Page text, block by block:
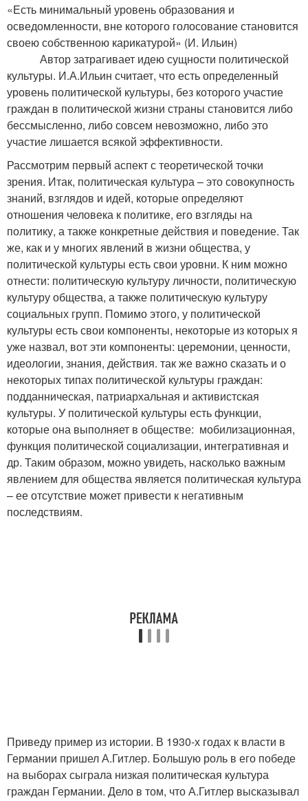
«Есть минимальный уровень образования и
осведомленности, вне которого голосование становится
своею собственною карикатурой» (И. Ильин)
Автор затрагивает идею сущности политической
культуры. И.А.Ильин считает, что есть определенный
уровень политической культуры, без которого участие
граждан в политической жизни страны становится либо
бессмысленно, либо совсем невозможно, либо это
участие лишается всякой эффективности.
Рассмотрим первый аспект с теоретической точки
зрения. Итак, политическая культура – это совокупность
знаний, взглядов и идей, которые определяют
отношения человека к политике, его взгляды на
политику, а также конкретные действия и поведение. Так
же, как и у многих явлений в жизни общества, у
политической культуры есть свои уровни. К ним можно
отнести: политическую культуру личности, политическую
культуру общества, а также политическую культуру
социальных групп. Помимо этого, у политической
культуры есть свои компоненты, некоторые из которых я
уже назвал, вот эти компоненты: церемонии, ценности,
идеологии, знания, действия. так же важно сказать и о
некоторых типах политической культуры граждан:
подданническая, патриархальная и активистская
культуры. У политической культуры есть функции,
которые она выполняет в обществе: мобилизационная,
функция политической социализации, интегративная и
др. Таким образом, можно увидеть, насколько важным
явлением для общества является политическая культура
– ее отсутствие может привести к негативным
последствиям.
Приведу пример из истории. В 1930-х годах к власти в
Германии пришел А.Гитлер. Большую роль в его победе
на выборах сыграла низкая политическая культура
граждан Германии. Дело в том, что А.Гитлер высказывал